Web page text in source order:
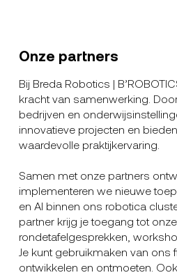
Onze partners
Bij Breda Robotics |
kracht van samenwerking.
bedrijven en
innovatieve projecten en
waardevolle praktijkervaring.
Samen met onze partners
implementeren we nieuwe
en AI binnen ons robotica
partner krijg je toegang tot
rondetafelgesprekken,
Je kunt gebruikmaken van ons
ontwikkelen en ontmoeten.